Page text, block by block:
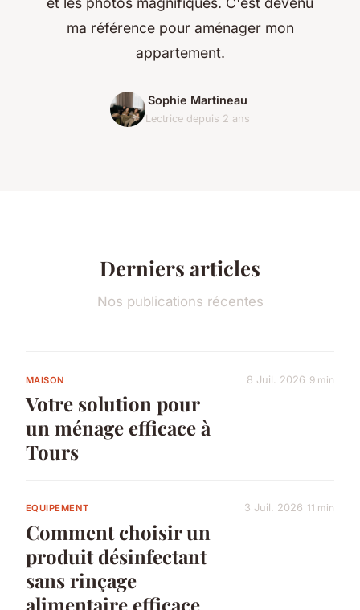
ma référence pour aménager mon
appartement.
Sophie Martineau
Lectrice depuis 2 ans
Derniers articles
Nos publications récentes
MAISON
Votre solution pour
un ménage efficace à
Tours
8 Juil. 2026 9 min
EQUIPEMENT
Comment choisir un
produit désinfectant
sans rinçage
alimentaire efficace
3 Juil. 2026 11 min